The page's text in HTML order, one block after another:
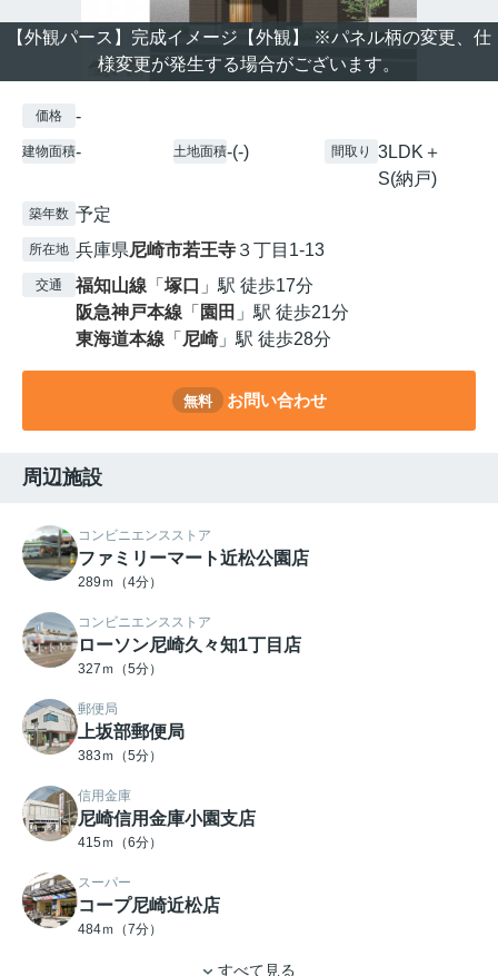
【外観パース】完成イメージ【外観】 ※パネル柄の変更、仕
様変更が発生する場合がございます。
価格 -
建物面積- 土地面積-(-) 間取り
3LDK＋
S(納戸)
築年数 予定
所在地 兵庫県尼崎市若王寺 ３丁目1-13
交通 福知山線 「 塚口 」駅 徒歩17分
阪急神戸本線 「 園田 」駅 徒歩21分
東海道本線 「 尼崎」駅 徒歩28分
無料 お問い合わせ
周辺施設
コンビニエンスストア
ファミリーマート近松公園店
289ｍ（4分）
コンビニエンスストア
ローソン尼崎久々知1丁目店
327ｍ（5分）
郵便局
上坂部郵便局
383ｍ（5分）
信用金庫
尼崎信用金庫小園支店
415ｍ（6分）
スーパー
コープ尼崎近松店
484ｍ（7分）
すべて見る